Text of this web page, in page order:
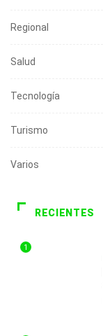
Regional
Salud
Tecnología
Turismo
Varios
RECIENTES
1